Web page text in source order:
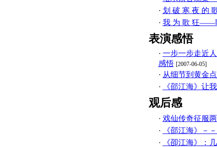
· 划 破 寒 夜 的
· 我 为 歌 狂——
表演感悟
· 一步一步走近
感悟 [2007-06-05]
· 从细节到黄金
·
《邵江海》让
观后感
· 戏仙传奇征服
·
《邵江海》－
·
《卲江海》：